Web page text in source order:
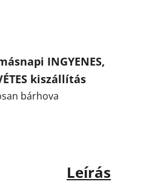
INGYENES,
kiszállítás
bárhova
Leírás